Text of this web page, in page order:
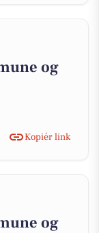
og
Kopiér link
og